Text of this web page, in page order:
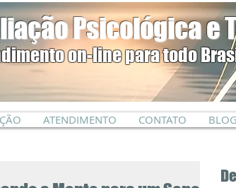
Psicológica e
on-line para todo
ATENDIMENTO CONTATO BLOG